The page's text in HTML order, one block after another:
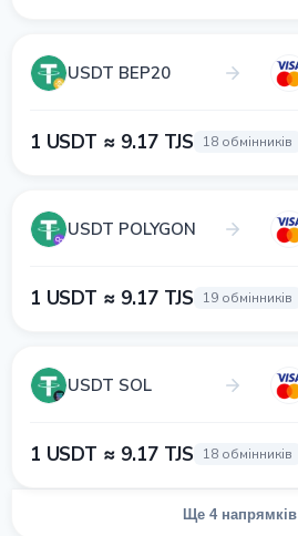
USDT BEP20
1 USDT ≈ 9.17 TJS 18 обмінників
USDT POLYGON
1 USDT ≈ 9.17 TJS 19 обмінників
USDT SOL
1 USDT ≈ 9.17 TJS 18 обмінників
Ще 4 напрямків